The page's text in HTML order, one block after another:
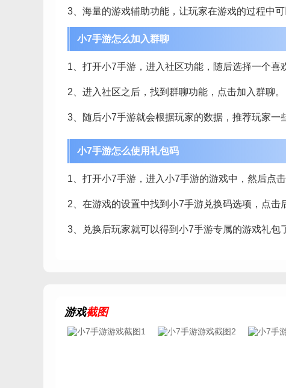
3、海量的游戏辅助功能，让玩家在游戏的过程中可
小7手游怎么加入群聊
1、打开小7手游，进入社区功能，随后选择一个喜
2、进入社区之后，找到群聊功能，点击加入群聊。
3、随后小7手游就会根据玩家的数据，推荐玩家一
小7手游怎么使用礼包码
1、打开小7手游，进入小7手游的游戏中，然后点击
2、在游戏的设置中找到小7手游兑换码选项，点击
3、兑换后玩家就可以得到小7手游专属的游戏礼包
游戏截图